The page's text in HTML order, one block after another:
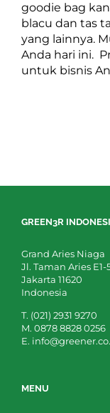
goodie bag
blacu dan tas
yang lainnya.
Anda hari ini.
untuk bisnis
GREEN3R
Grand Aries Niaga
Jl. Taman Aries E1-
Jakarta 11620
Indonesia
T. (021) 2931 9270
M. 0878 8828 0256
E.
MENU